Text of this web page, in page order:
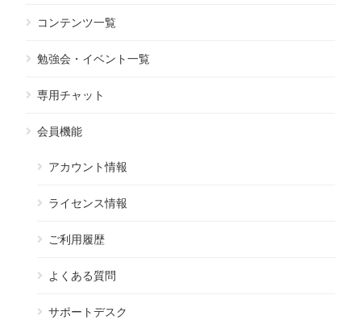
コンテンツ一覧
勉強会・イベント一覧
専用チャット
会員機能
アカウント情報
ライセンス情報
ご利用履歴
よくある質問
サポートデスク